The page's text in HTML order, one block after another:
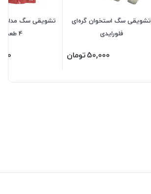
تشویقی سگ استخوان گره‌ای
فلورایدی
50,000تومان
تشویقی سگ مدادی
4 طعم